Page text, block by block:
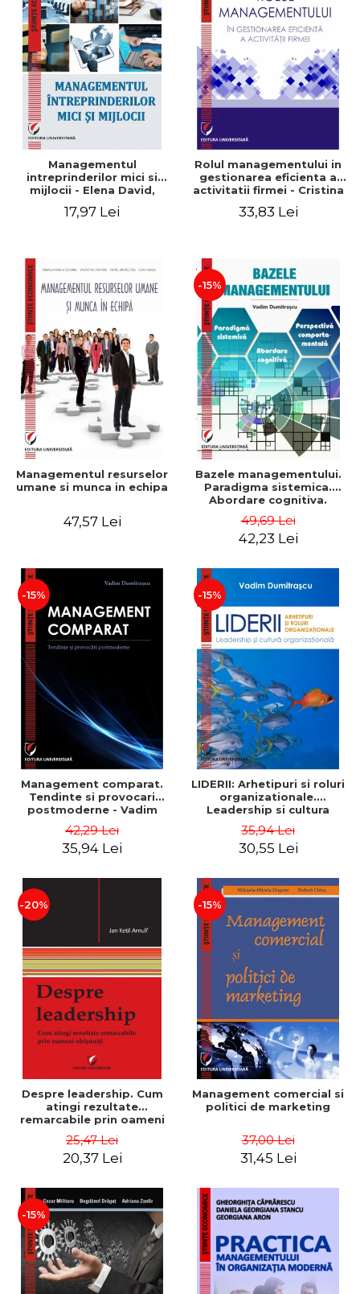
Managementul
intreprinderilor mici si
mijlocii - Elena David,
Roxana Carmen Ionescu,
17,97 Lei
Rolul managementului in
gestionarea eficienta a
activitatii firmei - Cristina
Gabriel Nastase, Mihaela-
33,83 Lei
Managementul resurselor
umane si munca in echipa
47,57 Lei
-15%
Bazele managementului.
Paradigma sistemica.
Abordare cognitiva.
comportamentala - Vadim
Dumitrascu
49,69 Lei
42,23 Lei
-15%
Management comparat.
Tendinte si provocari
postmoderne - Vadim
42,29 Lei
35,94 Lei
-15%
LIDERII: Arhetipuri si roluri
organizationale.
Leadership si cultura
Dumitrascu
35,94 Lei
30,55 Lei
-20%
Despre leadership. Cum
atingi rezultate
remarcabile prin oameni
25,47 Lei
20,37 Lei
-15%
Management comercial si
politici de marketing
37,00 Lei
31,45 Lei
-15%